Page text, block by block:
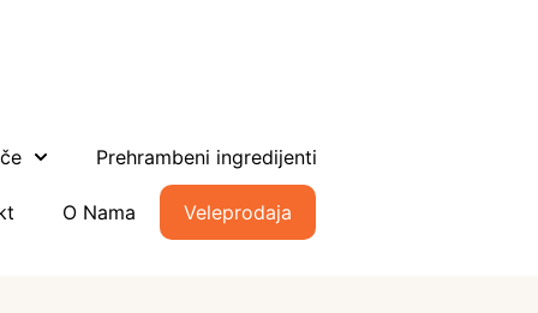
Prehrambeni ingredijenti
O Nama Veleprodaja